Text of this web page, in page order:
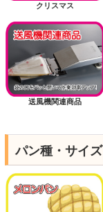
クリスマス
送風機関連商品
パン種・サイズ